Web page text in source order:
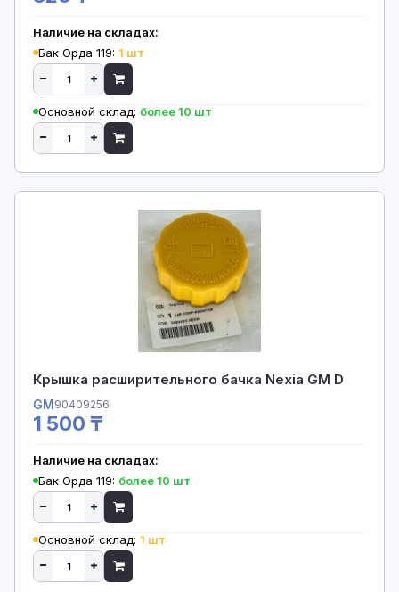
Наличие на складах:
Бак Орда 119: 1 шт
Основной склад: более 10 шт
Крышка расширительного бачка Nexia GM D
GM90409256
1 500 ₸
Наличие на складах:
Бак Орда 119: более 10 шт
Основной склад: 1 шт